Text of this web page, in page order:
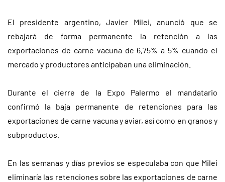
El presidente argentino, Javier Milei, anunció que se
rebajará de forma permanente la retención a las
exportaciones de carne vacuna de 6,75% a 5% cuando el
mercado y productores anticipaban una eliminación.
Durante el cierre de la Expo Palermo el mandatario
confirmó la baja permanente de retenciones para las
exportaciones de carne vacuna y aviar, así como en granos y
subproductos.
En las semanas y días previos se especulaba con que Milei
eliminaría las retenciones sobre las exportaciones de carne